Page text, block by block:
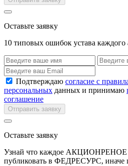
Оставьте заявку
10 типовых ошибок устава каждого
Подтверждаю согласие с
персональных данных и принимаю
соглашение
Отправить заявку
Оставьте заявку
Узнай что каждое
публиковать в ФЕДРЕСУРС, иначе